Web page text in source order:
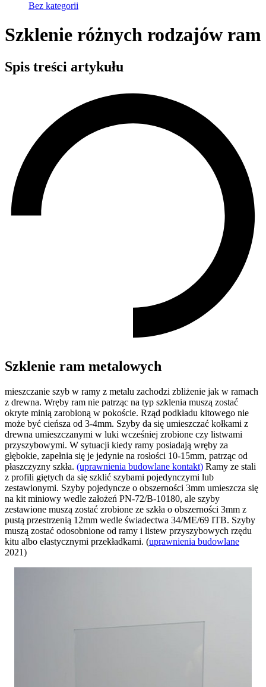
Bez kategorii
Szklenie różnych rodzajów ram
Spis treści artykułu
Szklenie ram metalowych
mieszczanie szyb w ramy z metalu zachodzi zbliżenie jak w ramach
z drewna. Wręby ram nie patrząc na typ szklenia muszą zostać
okryte minią zarobioną w pokoście. Rząd podkładu kitowego nie
może być cieńsza od 3-4mm. Szyby da się umieszczać kołkami z
drewna umieszczanymi w luki wcześniej zrobione czy listwami
przyszybowymi. W sytuacji kiedy ramy posiadają wręby za
głębokie, zapełnia się je jedynie na rosłości 10-15mm, patrząc od
płaszczyzny szkła. (uprawnienia budowlane kontakt) Ramy ze stali
z profili giętych da się szklić szybami pojedynczymi lub
zestawionymi. Szyby pojedyncze o obszerności 3mm umieszcza się
na kit miniowy wedle założeń PN-72/B-10180, ale szyby
zestawione muszą zostać zrobione ze szkła o obszerności 3mm z
pustą przestrzenią 12mm wedle świadectwa 34/ME/69 ITB. Szyby
muszą zostać odosobnione od ramy i listew przyszybowych rzędu
kitu albo elastycznymi przekładkami. (uprawnienia budowlane
2021)